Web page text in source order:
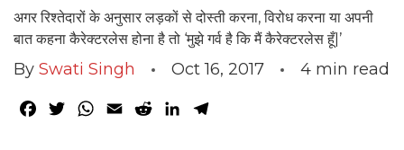
अगर रिश्तेदारों के अनुसार लड़कों से दोस्ती करना, विरोध करना या अपनी
बात कहना कैरेक्टरलेस होना है तो ‘मुझे गर्व है कि मैं कैरेक्टरलेस हूँ|’
By Swati Singh Oct 16, 2017 4 min read
Facebook
TwitterWhatsApp
Email RedditLinkedIn